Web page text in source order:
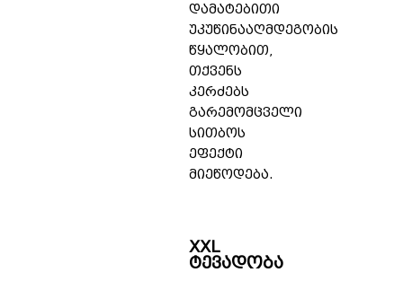
დამატებითი
უკუწინააღმდეგობის
წყალობით,
თქვენს
კერძებს
გარემომცველი
სითბოს
ეფექტი
მიეწოდება.
XXL
ტევადობა